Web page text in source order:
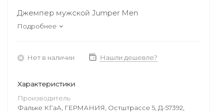
Джемпер мужской Jumper Men
Подробнее
Нет в наличии Нашли дешевле?
Характеристики
Производитель
Фальке КГаА, ГЕРМАНИЯ, Остштрассе 5, Д-57392,